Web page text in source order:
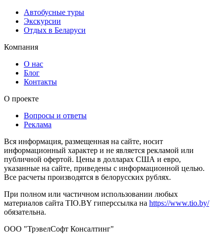
Автобусные туры
Экскурсии
Отдых в Беларуси
Компания
О нас
Блог
Контакты
О проекте
Вопросы и ответы
Реклама
Вся информация, размещенная на сайте, носит
информационный характер и не является рекламой или
публичной офертой. Цены в долларах США и евро,
указанные на сайте, приведены с информационной целью.
Все расчеты производятся в белорусских рублях.
При полном или частичном использовании любых
материалов сайта TIO.BY гиперссылка на https://www.tio.by/
обязательна.
ООО "ТрэвелСофт Консалтинг"